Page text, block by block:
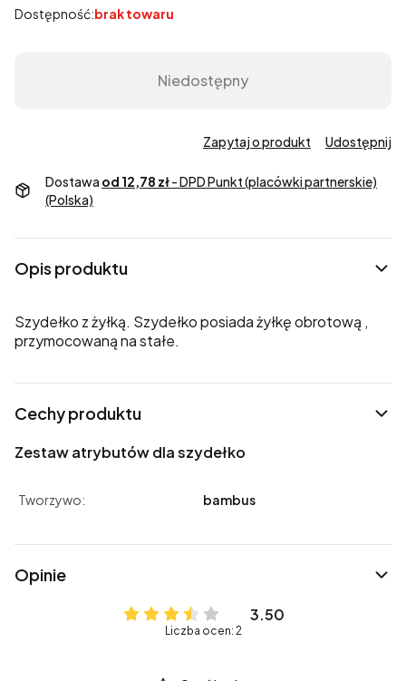
Dostępność:brak towaru
Niedostępny
Zapytaj o produkt Udostępnij
Dostawa od 12,78 zł- DPD Punkt (placówki partnerskie)
(Polska)
Opis produktu
Szydełko z żyłką. Szydełko posiada żyłkę obrotową ,
przymocowaną na stałe.
Cechy produktu
Zestaw atrybutów dla szydełko
Tworzywo: bambus
Opinie
3.50
Liczba ocen: 2